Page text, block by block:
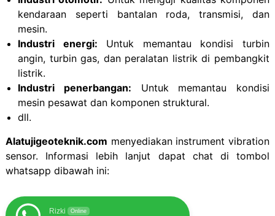
kendaraan seperti bantalan roda, transmisi, dan
mesin.
Industri energi: Untuk memantau kondisi turbin
angin, turbin gas, dan peralatan listrik di pembangkit
listrik.
Industri penerbangan: Untuk memantau kondisi
mesin pesawat dan komponen struktural.
dll.
Alatujigeoteknik.com menyediakan instrument vibration
sensor. Informasi lebih lanjut dapat chat di tombol
whatsapp dibawah ini:
Rizki Online